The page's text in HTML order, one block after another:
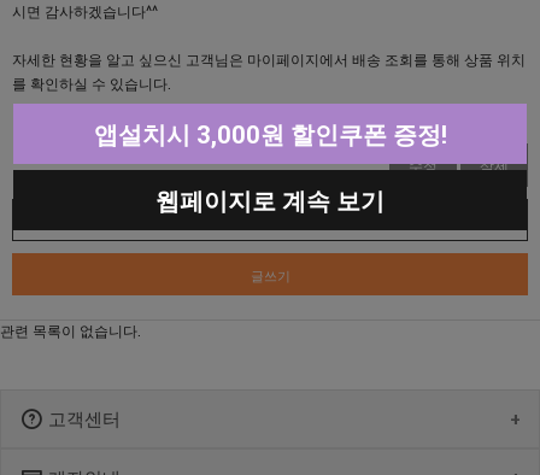
시면 감사하겠습니다^^
자세한 현황을 알고 싶으신 고객님은 마이페이지에서 배송 조회를 통해 상품 위치
를 확인하실 수 있습니다.
수정 삭제
글쓰기
관련 목록이 없습니다.
고객센터
앱설치시 3,000원 할인쿠폰 증정!
웹페이지로 계속 보기